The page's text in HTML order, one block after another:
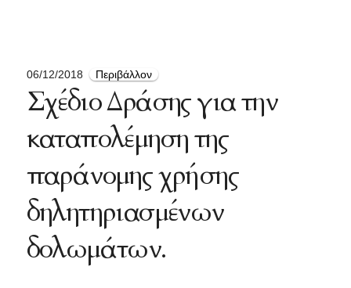
06/12/2018 Περιβάλλον
Σχέδιο Δράσης για την
καταπολέμηση της
παράνομης χρήσης
δηλητηριασμένων
δολωμάτων.